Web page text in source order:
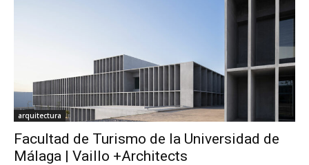
arquitectura
Facultad de Turismo de la Universidad de
Málaga | Vaillo +Architects